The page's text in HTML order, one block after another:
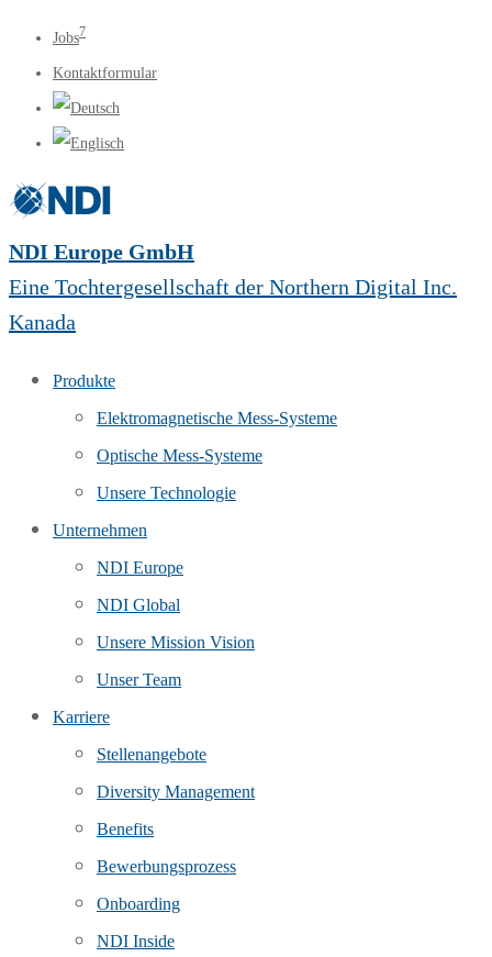
Jobs7
Kontaktformular
NDI Europe GmbH
Eine Tochtergesellschaft der Northern Digital Inc.
Kanada
Produkte
Elektromagnetische Mess-Systeme
Optische Mess-Systeme
Unsere Technologie
Unternehmen
NDI Europe
NDI Global
Unsere Mission Vision
Unser Team
Karriere
Stellenangebote
Diversity Management
Benefits
Bewerbungsprozess
Onboarding
NDI Inside